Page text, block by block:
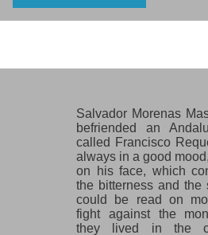
Salvador Morenas
befriended an
called Francisco
always in a good
on his face, which
the bitterness and the
could be read on
fight against the
they lived in the